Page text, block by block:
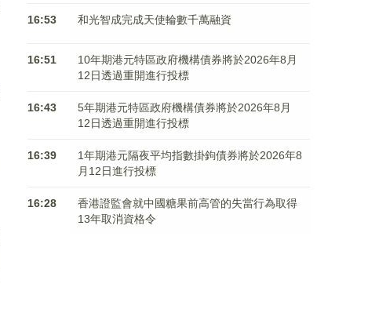
16:53 和光智成完成天使輪數千萬融資
16:51
10年期港元特區政府機構債券將於2026年8月
12日透過重開進行投標
16:43
5年期港元特區政府機構債券將於2026年8月
12日透過重開進行投標
16:39
1年期港元隔夜平均指數掛鉤債券將於2026年8
月12日進行投標
16:28
香港證監會就中國糖果前高管的失當行為取得
13年取消資格令